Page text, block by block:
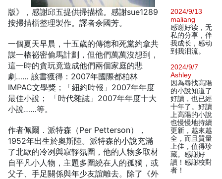
版》，感謝邱五提供掃描檔。感謝sue1289
按掃描檔整理製作。譯者余國芳。
一個夏天早晨，十五歲的傳德和死黨約拿共
謀一樁祕密偷馬計劃，但他們萬萬沒想到，
這一時的貪玩竟造成他們兩個家庭的悲
劇…… 該書獲得：2007年國際都柏林
IMPAC文學獎；「紐約時報」2007年年度
最佳小說； 「時代雜誌」2007年年度十大
小說……等。
作者佩爾．派特森（Per Petterson），
1952年出生於奧斯陸。派特森的小說充滿
了北歐的冷冽與寂靜氛圍，他的人物多取材
自平凡小人物，主題多圍繞在人的孤獨，或
父子、手足關係與年少友誼離去。除了《外
2024/9/13
maliang
感谢好读，无
私的分享，伴
我成长，感动
到我泪流。
2024/9/7
Ashley
因為尋找高陽
的小說知道了
好讀，也已經
十年了。好讀
上高陽的小說
也慢慢地持續
更新，越來越
全，而且質量
上佳，值得珍
藏。感謝好
讀！感謝校對
者！